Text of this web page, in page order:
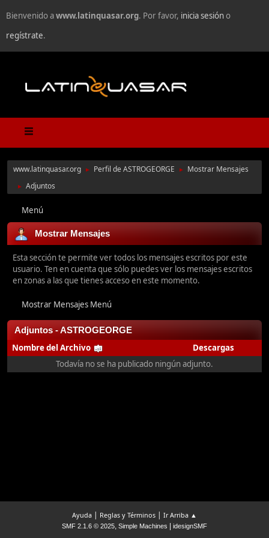
Bienvenido awww.latinquasar.org. Por favor, inicia sesióno
regístrate.
www.latinquasar.org ► Perfil de ASTROGEORGE ► Mostrar Mensajes
► Adjuntos
Menú
Mostrar Mensajes
Esta sección te permite ver todos los mensajes escritos por este
usuario. Ten en cuenta que sólo puedes ver los mensajes escritos
en zonas a las que tienes acceso en este momento.
Mostrar Mensajes Menú
Adjuntos - ASTROGEORGE
Nombre del Archivo
Descargas
Todavía no se ha publicado ningún adjunto.
Ayuda | Reglas y Términos | Ir Arriba ▲
SMF 2.1.6 © 2025, Simple Machines idesignSMF